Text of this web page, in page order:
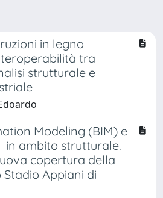
in legno
tra
strutturale e
Modeling (BIM) e
ambito strutturale.
copertura della
Appiani di